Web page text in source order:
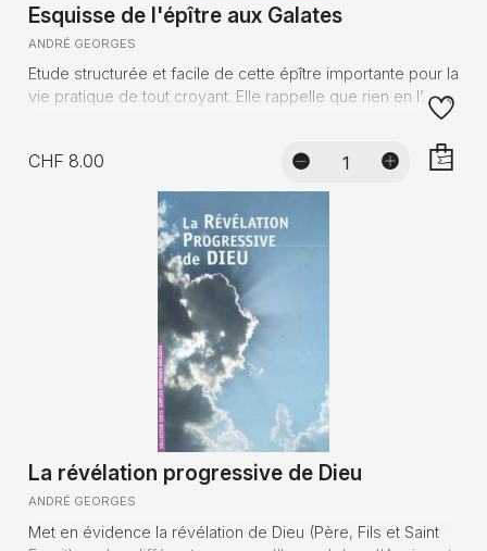
Esquisse de l'épître aux Galates
ANDRÉ GEORGES
Etude structurée et facile de cette épître importante pour la
vie pratique de tout croyant. Elle rappelle que rien en l’...
CHF 8.00
La révélation progressive de Dieu
ANDRÉ GEORGES
Met en évidence la révélation de Dieu (Père, Fils et Saint